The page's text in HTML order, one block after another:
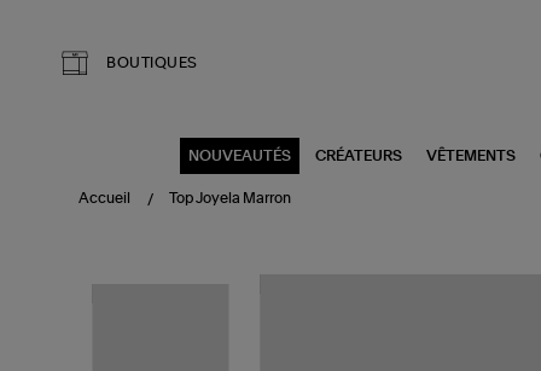
BOUTIQUES
NOUVEAUTÉS CRÉATEURS VÊTEMENTS
Accueil Top Joyela Marron